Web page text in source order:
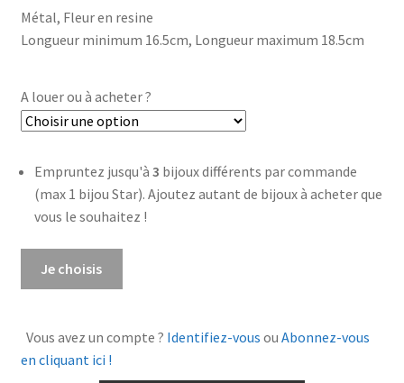
€0,00
à
Métal, Fleur en resine
Longueur minimum 16.5cm, Longueur maximum 18.5cm
A louer ou à acheter ?
Empruntez jusqu'à 3 bijoux différents par commande
(max 1 bijou Star). Ajoutez autant de bijoux à acheter que
vous le souhaitez !
Je choisis
Vous avez un compte ? Identifiez-vous ou Abonnez-vous
en cliquant ici !